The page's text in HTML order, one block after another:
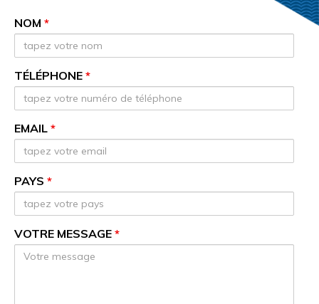
NOM *
TÉLÉPHONE *
EMAIL *
PAYS *
VOTRE MESSAGE *